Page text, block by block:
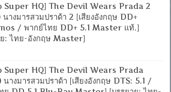
Super HQ] The Devil Wears Prada 2
นางมารสวมปราด้า 2 [เสียงอังกฤษ DD+
/ พากย์ไทย DD+ 5.1 Master แท้.]
ย: ไทย-อังกฤษ Master]
Super HQ] The Devil Wears Prada
นางมารสวมปราด้า [เสียงอังกฤษ DTS: 5.1 /